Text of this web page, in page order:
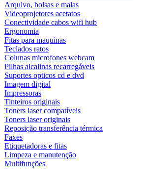
Arquivo, bolsas e malas
Videoprojetores acetatos
Conectividade cabos wifi hub
Ergonomia
Fitas para maquinas
Teclados ratos
Colunas microfones webcam
Pilhas alcalinas recarregáveis
Suportes opticos cd e dvd
Imagem digital
Impressoras
Tinteiros originais
Toners laser compatíveis
Toners laser originais
Reposição transferência térmica
Faxes
Etiquetadoras e fitas
Limpeza e manutenção
Multifunções